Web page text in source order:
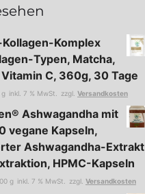
Komplex
Typen, Matcha,
C, 360g, 30 Tage
g inkl. 7 % MwSt. zzgl. Versandkosten
Ashwagandha mit
vegane Kapseln,
Ashwagandha-Extrakt
HPMC-Kapseln
g inkl. 7 % MwSt. zzgl. Versandkosten